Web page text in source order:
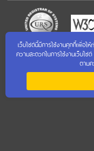
เข้
เว็บไซต์นี้มีการใช้งานคุกกี้เพื่อใ
ความสะดวกในการใช้งานเว็บไซ
ตาม